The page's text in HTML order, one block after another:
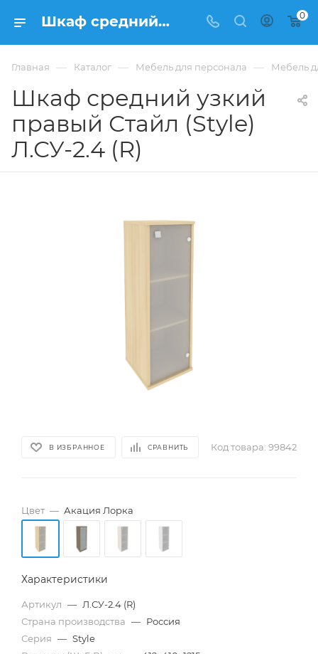
Шкаф средний узкий правый Стайл (Style) Л.СУ-2.4 (R) купить в Москве, цена 9 211 ₽. - интернет-магазин ФРАНКОМ 0
Главная — Каталог — Мебель для персонала — Мебель
Шкаф средний узкий
правый Стайл (Style)
Л.СУ-2.4 (R)
В ИЗБРАННОЕ СРАВНИТЬ Код товара: 99842
Цвет — Акация Лорка
Характеристики
Артикул — Л.СУ-2.4 (R)
Страна производства — Россия
Серия — Style